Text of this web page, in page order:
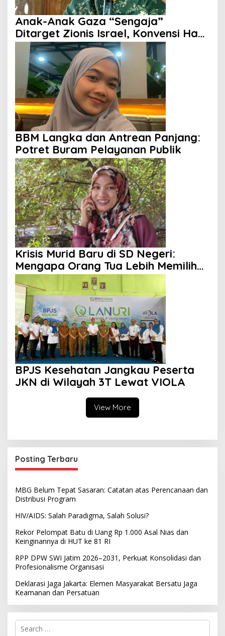
Anak-Anak Gaza “Sengaja”
Ditarget Zionis Israel, Konvensi Hak
Anak Tak Berdaya
BBM Langka dan Antrean Panjang:
Potret Buram Pelayanan Publik
Krisis Murid Baru di SD Negeri:
Mengapa Orang Tua Lebih Memilih
Sekolah Swasta?
BPJS Kesehatan Jangkau Peserta
JKN di Wilayah 3T Lewat VIOLA
View More
Posting Terbaru
MBG Belum Tepat Sasaran: Catatan atas Perencanaan dan
Distribusi Program
HIV/AIDS: Salah Paradigma, Salah Solusi?
Rekor Pelompat Batu di Uang Rp 1.000 Asal Nias dan
Keinginannya di HUT ke 81 RI
RPP DPW SWI Jatim 2026–2031, Perkuat Konsolidasi dan
Profesionalisme Organisasi
Deklarasi Jaga Jakarta: Elemen Masyarakat Bersatu Jaga
Keamanan dan Persatuan
S